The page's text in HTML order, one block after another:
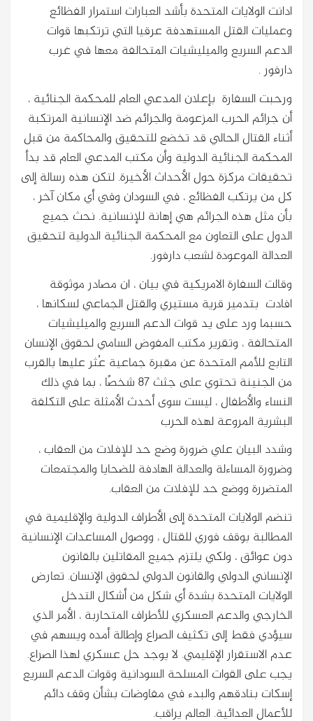
ادانت الولايات المتحدة بأشد العبارات استمرار الفظائع
وعمليات القتل المستهدفة عرقيا التي ترتكبها قوات
الدعم السريع والميليشيات المتحالفة معها في غرب
دارفور .
ورحبت السفارة بإعلان المدعي العام للمحكمة الجنائية ،
أن جرائم الحرب المزعومة والجرائم ضد الإنسانية المرتكبة
أثناء القتال الحالي قد تخضع للتحقيق والمحاكمة من قبل
المحكمة الجنائية الدولية وأن مكتب المدعي العام قد بدأ
تحقيقات مركزة حول الأحداث الأخيرة. لتكن هذه رسالة إلى
كل من يرتكب الفظائع ، في السودان وفي أي مكان آخر ،
بأن مثل هذه الجرائم هي إهانة للإنسانية. نحث جميع
الدول على التعاون مع المحكمة الجنائية الدولية لتحقيق
العدالة الموعودة لشعب دارفور.
وقالت السفارة الامريكية في بيان ، ان مصادر موثوقة
افادت بتدمير قرية مستيري والقتل الجماعي لسكانها ،
حسبما ورد على يد قوات الدعم السريع والميليشيات
المتحالفة ، وتقرير مكتب المفوض السامي لحقوق الإنسان
التابع للأمم المتحدة عن مقبرة جماعية عُثر عليها بالقرب
من الجنينة تحتوي على جثث 87 شخصًا ، بما في ذلك
النساء والأطفال ، ليست سوى أحدث الأمثلة على التكلفة
البشرية المروعة لهذه الحرب
وشدد البيان علي ضرورة وضع حد للإفلات من العقاب ،
وضرورة المساءلة والعدالة الهادفة للضحايا والمجتمعات
المتضررة ووضع حد للإفلات من العقاب.
تنضم الولايات المتحدة إلى الأطراف الدولية والإقليمية في
المطالبة بوقف فوري للقتال ، ووصول المساعدات الإنسانية
دون عوائق ، ولكي يلتزم جميع المقاتلين بالقانون
الإنساني الدولي والقانون الدولي لحقوق الإنسان. تعارض
الولايات المتحدة بشدة أي شكل من أشكال التدخل
الخارجي والدعم العسكري للأطراف المتحاربة ، الأمر الذي
سيؤدي فقط إلى تكثيف الصراع وإطالة أمده ويسهم في
عدم الاستقرار الإقليمي. لا يوجد حل عسكري لهذا الصراع.
يجب على القوات المسلحة السودانية وقوات الدعم السريع
إسكات بنادقهم والبدء في مفاوضات بشأن وقف دائم
للأعمال العدائية. العالم يراقب.